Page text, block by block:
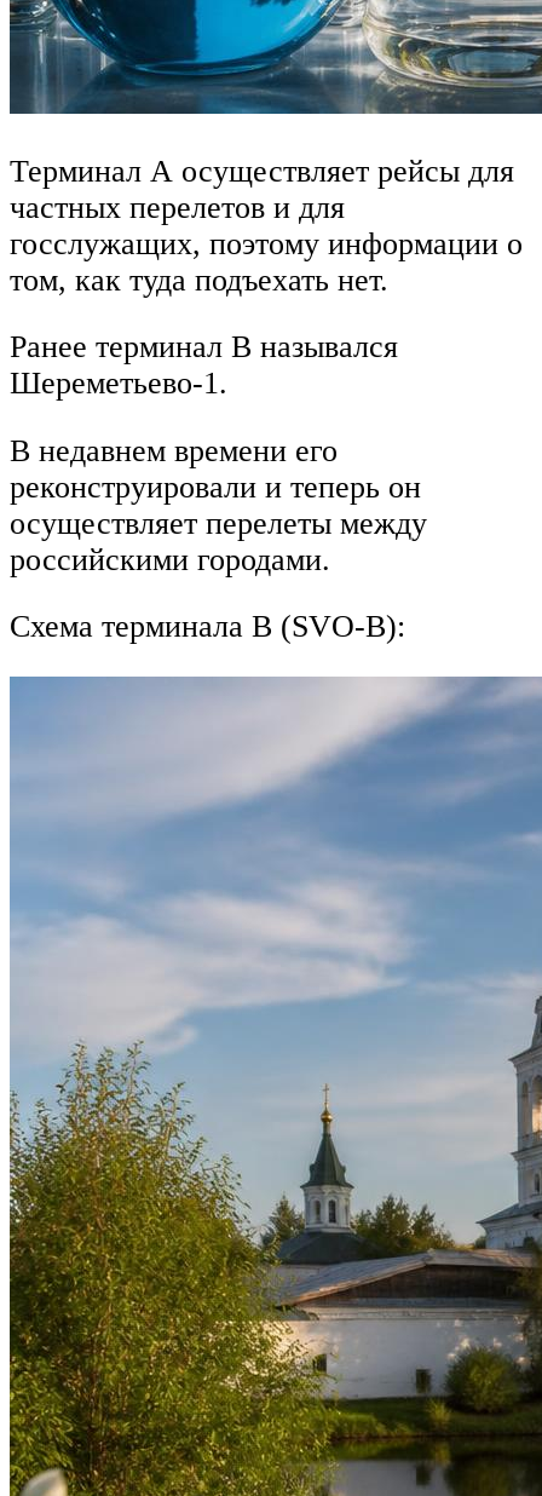
Терминал А осуществляет рейсы для
частных перелетов и для
госслужащих, поэтому информации о
том, как туда подъехать нет.
Ранее терминал В назывался
Шереметьево-1.
В недавнем времени его
реконструировали и теперь он
осуществляет перелеты между
российскими городами.
Схема терминала В (SVO-В):